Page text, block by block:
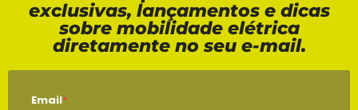
exclusivas, lançamentos e dicas
sobre mobilidade elétrica
diretamente no seu e-mail.
Email*